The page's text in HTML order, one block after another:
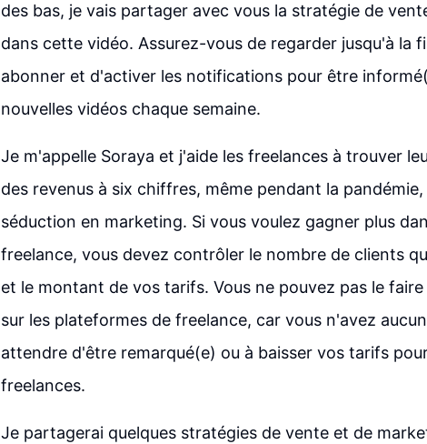
des bas, je vais partager avec vous la stratégie de
dans cette vidéo. Assurez-vous de regarder jusqu'à la
abonner et d'activer les notifications pour être
nouvelles vidéos chaque semaine.
Je m'appelle Soraya et j'aide les freelances à trouver
des revenus à six chiffres, même pendant la
séduction en marketing. Si vous voulez gagner plus
freelance, vous devez contrôler le nombre de clients
et le montant de vos tarifs. Vous ne pouvez pas le
sur les plateformes de freelance, car vous n'avez
attendre d'être remarqué(e) ou à baisser vos tarifs
freelances.
Je partagerai quelques stratégies de vente et de